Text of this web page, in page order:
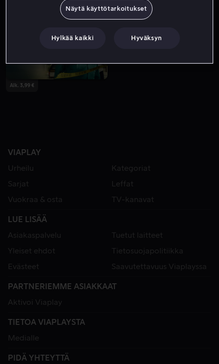
Alk. 3,99 €
Alk. 3,99 €
VIAPLAY
Urheilu
Kategoriat
Sarjat
Leffat
Vuokraa & osta
TV-kanavat
LUE LISÄÄ
Asiakaspalvelu
Tuetut laitteet
Yleiset ehdot
Tietosuojapolitiikka
Evästeet
Saavutettavuus Viaplayssa
PARTNERIEMME ASIAKKAAT
Aktivoi Viaplay
TIETOA VIAPLAYSTA
Medialle
PIDÄ YHTEYTTÄ
Näytä käyttötarkoitukset
Hylkää kaikki Hyväksyn